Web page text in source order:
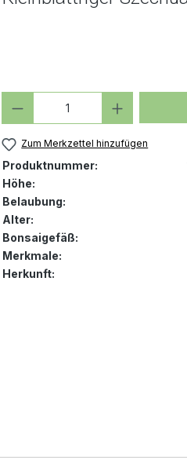
Produkt Anzahl:
Zum Merkzettel hinzufügen
Produktnummer:
Höhe:
Belaubung:
Alter:
Bonsaigefäß:
Merkmale:
Herkunft: